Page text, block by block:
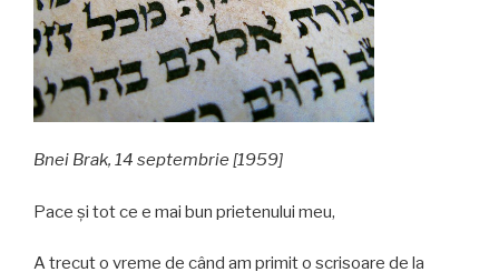
Bnei Brak, 14 septembrie [1959]
Pace şi tot ce e mai bun prietenului meu,
A trecut o vreme de când am primit o scrisoare de la